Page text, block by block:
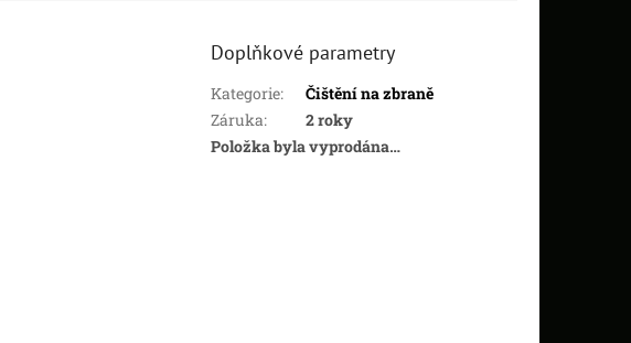
Doplňkové parametry
Kategorie:
Čištění na zbraně
Záruka:
2 roky
Položka byla vyprodána…